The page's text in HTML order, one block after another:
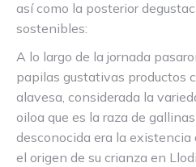
así como la posterior
sostenibles:
A lo largo de la jornada
papilas gustativas productos
alavesa, considerada la
oiloa que es la raza de
desconocida era la existencia
el origen de su crianza en